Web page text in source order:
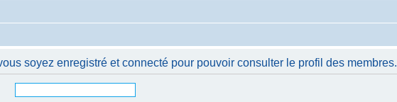
soyez enregistré et connecté pour pouvoir consulter le profil des membres.